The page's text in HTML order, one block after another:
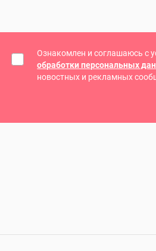
Ознакомлен и соглашаюсь с
обработки персональных
новостных и рекламных